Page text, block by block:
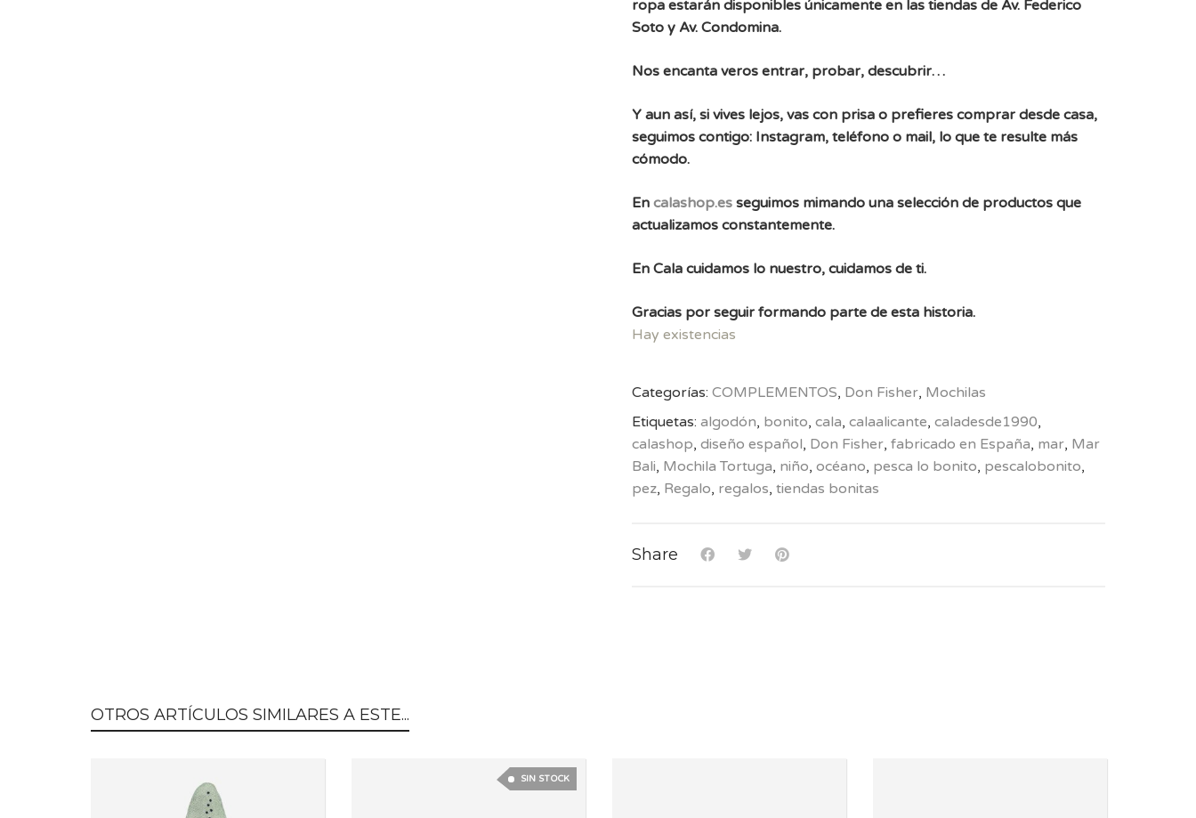
ropa estarán disponibles únicamente en las tiendas de Av. Federico
Soto y Av. Condomina.
Nos encanta veros entrar, probar, descubrir…
Y aun así, si vives lejos, vas con prisa o prefieres comprar desde casa,
seguimos contigo: Instagram, teléfono o mail, lo que te resulte más
cómodo.
En calashop.esseguimos mimando una selección de productos que
actualizamos constantemente.
En Cala cuidamos lo nuestro, cuidamos de ti.
Gracias por seguir formando parte de esta historia.
Hay existencias
Categorías: COMPLEMENTOS, Don Fisher, Mochilas
Etiquetas: algodón, bonito, cala, calaalicante, caladesde1990,
calashop, diseño español, Don Fisher, fabricado en España, mar, Mar
Bali, Mochila Tortuga, niño, océano, pesca lo bonito, pescalobonito,
pez, Regalo, regalos, tiendas bonitas
Share
OTROS ARTÍCULOS SIMILARES A ESTE...
SIN STOCK